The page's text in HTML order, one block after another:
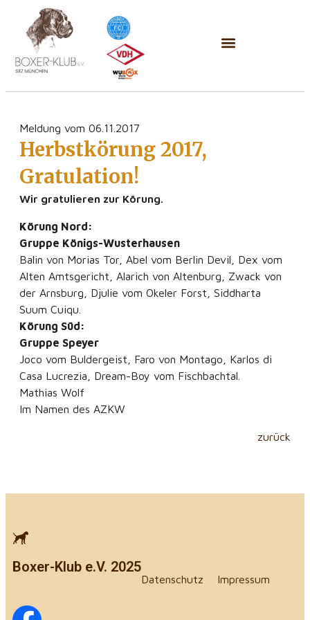
zurück
Meldung vom 06.11.2017
Herbstkörung 2017,
Gratulation!
Wir gratulieren zur Körung.
Körung Nord:
Gruppe Königs-Wusterhausen
Balin von Morias Tor, Abel vom Berlin Devil, Dex vom
Alten Amtsgericht, Alarich von Altenburg, Zwack von
der Arnsburg, Djulie vom Okeler Forst, Siddharta
Suum Cuiqu.
Körung Süd:
Gruppe Speyer
Joco vom Buldergeist, Faro von Montago, Karlos di
Casa Lucrezia, Dream-Boy vom Fischbachtal.
Mathias Wolf
Im Namen des AZKW
Boxer-Klub e.V. 2025
Datenschutz Impressum